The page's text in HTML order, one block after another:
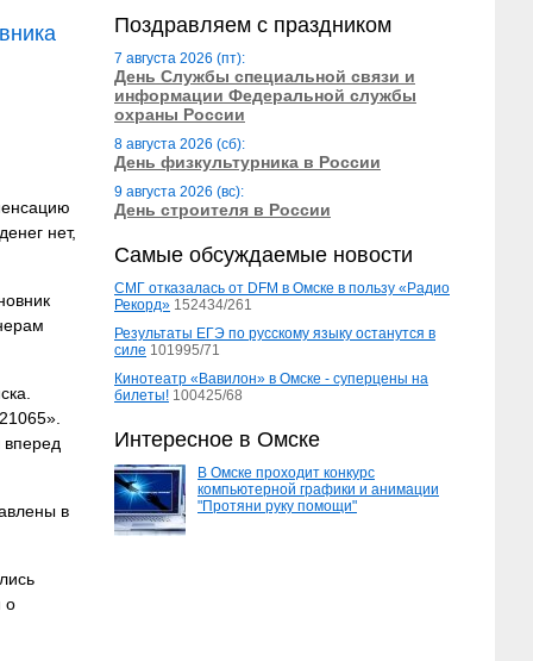
нет,
в
о
Поздравляем с праздником
7 августа 2026 (пт):
День Службы специальной связи и
информации Федеральной службы
охраны России
8 августа 2026 (сб):
День физкультурника в России
9 августа 2026 (вс):
День строителя в России
Самые обсуждаемые новости
СМГ отказалась от DFM в Омске в пользу «Радио
Рекорд» 152434/261
Результаты ЕГЭ по русскому языку останутся в
силе 101995/71
Кинотеатр «Вавилон» в Омске - суперцены на
билеты! 100425/68
Интересное в Омске
В Омске проходит конкурс
компьютерной графики и анимации
"Протяни руку помощи"